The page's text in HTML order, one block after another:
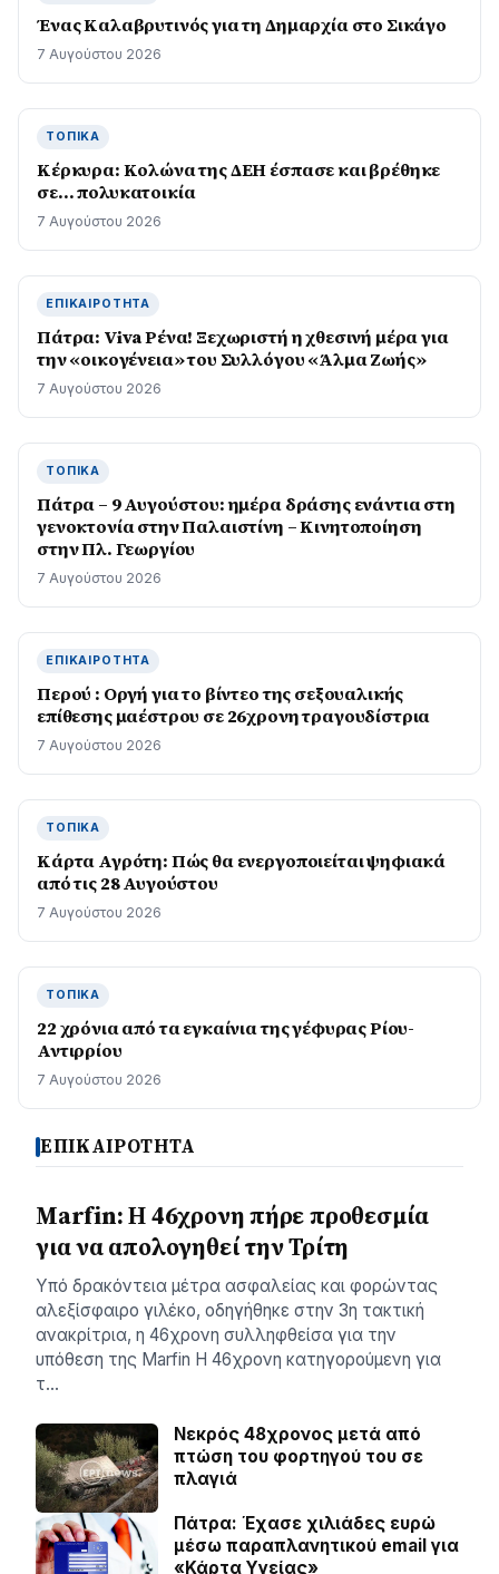
Ένας Καλαβρυτινός για τη Δημαρχία στο Σικάγο
7 Αυγούστου 2026
ΤΟΠΙΚΆ
Κέρκυρα: Κολώνα της ΔΕΗ έσπασε και βρέθηκε
σε… πολυκατοικία
7 Αυγούστου 2026
ΕΠΙΚΑΙΡΌΤΗΤΑ
Πάτρα: Viva Ρένα! Ξεχωριστή η χθεσινή μέρα για
την «οικογένεια» του Συλλόγου «Άλμα Ζωής»
7 Αυγούστου 2026
ΤΟΠΙΚΆ
Πάτρα – 9 Αυγούστου: ημέρα δράσης ενάντια στη
γενοκτονία στην Παλαιστίνη – Κινητοποίηση
στην Πλ. Γεωργίου
7 Αυγούστου 2026
ΕΠΙΚΑΙΡΌΤΗΤΑ
Περού : Οργή για το βίντεο της σεξουαλικής
επίθεσης μαέστρου σε 26χρονη τραγουδίστρια
7 Αυγούστου 2026
ΤΟΠΙΚΆ
Κάρτα Αγρότη: Πώς θα ενεργοποιείται ψηφιακά
από τις 28 Αυγούστου
7 Αυγούστου 2026
ΤΟΠΙΚΆ
22 χρόνια από τα εγκαίνια της γέφυρας Ρίου-
Αντιρρίου
7 Αυγούστου 2026
ΕΠΙΚΑΙΡΟΤΗΤΑ
Marfin: Η 46χρονη πήρε προθεσμία
για να απολογηθεί την Τρίτη
Υπό δρακόντεια μέτρα ασφαλείας και φορώντας
αλεξίσφαιρο γιλέκο, οδηγήθηκε στην 3η τακτική
ανακρίτρια, η 46χρονη συλληφθείσα για την
υπόθεση της Marfin Η 46χρονη κατηγορούμενη για
τ…
Νεκρός 48χρονος μετά από
πτώση του φορτηγού του σε
πλαγιά
Πάτρα: Έχασε χιλιάδες ευρώ
μέσω παραπλανητικού email για
«Κάρτα Υγείας»